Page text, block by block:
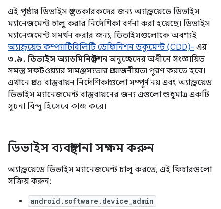
এই পৃষ্ঠায় ডিভাইস প্রস্তুতকারকদের জন্য অ্যান্ড্রয়েডে ডিভাইস
ম্যানেজমেন্ট চালু করার নির্দেশিকা বর্ণনা করা হয়েছে। ডিভাইস
ম্যানেজমেন্ট সমর্থন করার জন্য, ডিভাইসগুলোকে অবশ্যই
অ্যান্ড্রয়েড কম্প্যাটিবিলিটি ডেফিনিশন ডকুমেন্ট (CDD)- এর
৩.৯. ডিভাইস অ্যাডমিনিস্ট্রেশন অনুচ্ছেদের অধীনে সংজ্ঞায়িত
সমস্ত সফটওয়্যার সামঞ্জস্যতার প্রয়োজনীয়তা পূরণ করতে হবে।
এখানে প্রদত্ত বাস্তবায়ন নির্দেশিকাগুলো সম্পূর্ণ নয় এবং অ্যান্ড্রয়েড
ডিভাইস ম্যানেজমেন্ট বাস্তবায়নের জন্য এগুলো শুধুমাত্র একটি
সূচনা বিন্দু হিসেবে কাজ করে।
ডিভাইস ব্যবস্থাপনা সক্ষম করুন
অ্যান্ড্রয়েডে ডিভাইস ম্যানেজমেন্ট চালু করতে, এই ফিচারগুলো
সক্রিয় করুন:
android.software.device_admin